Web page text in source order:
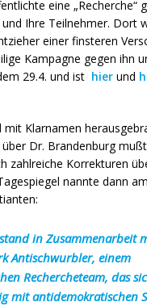
eine „Recherche“
Ihre Teilnehmer. Dort
einer finsteren
Kampagne gegen ihn
29.4. und ist hier und
Klarnamen
Dr. Brandenburg
zahlreiche Korrekturen
nannte dann
in Zusammenarbeit
Antischwurbler, einem
Rechercheteam, das
mit antidemokratischen